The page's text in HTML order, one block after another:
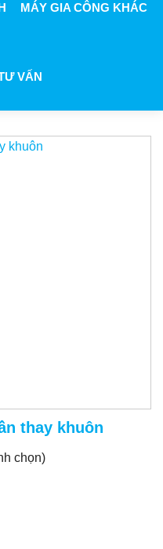
MÁY GIA CÔNG KHÁC
VẤN
thay khuôn
chọn)